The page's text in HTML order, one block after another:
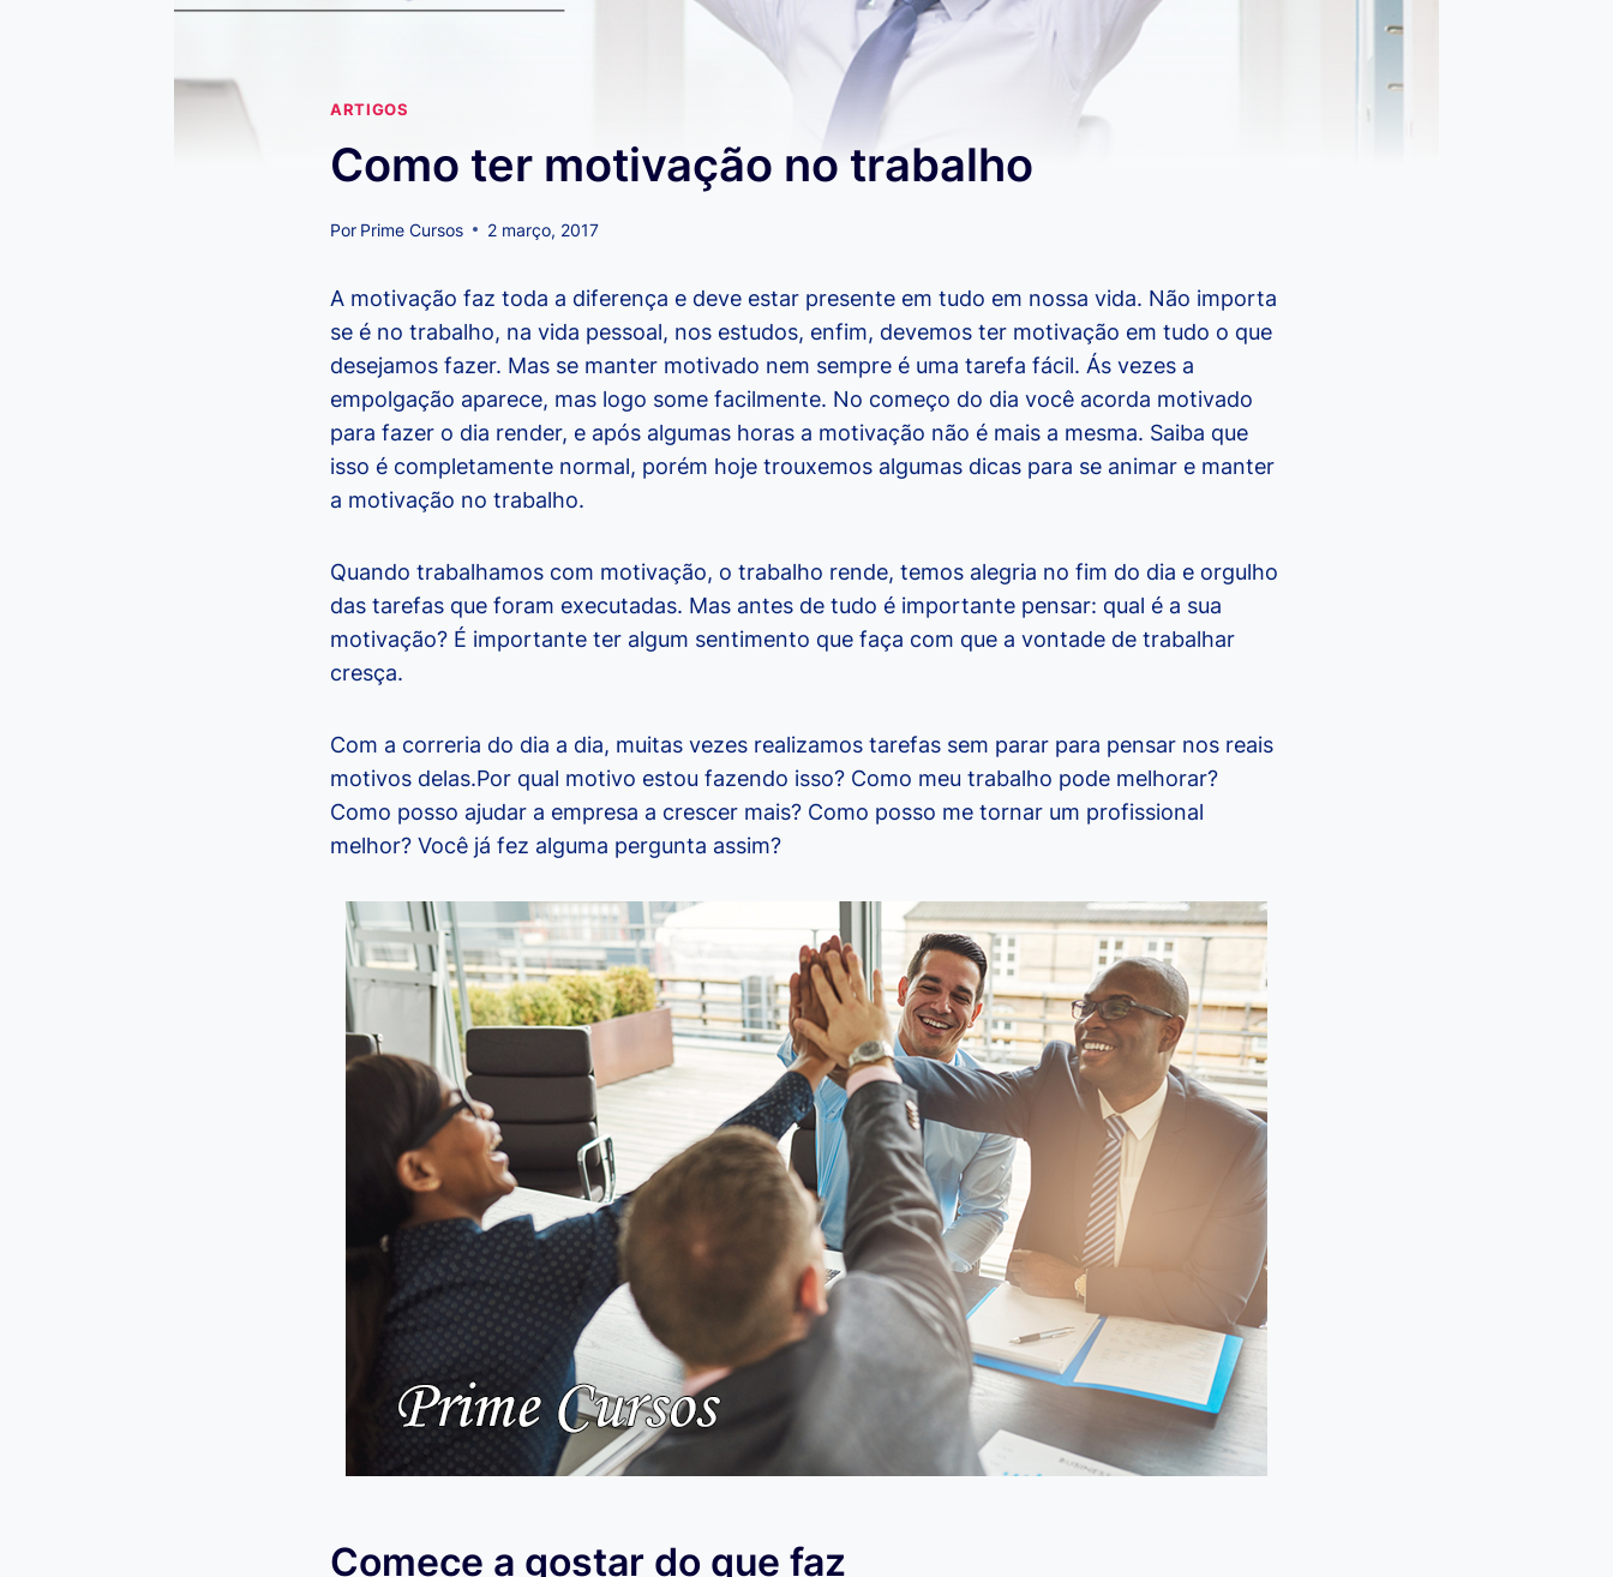
ARTIGOS
Como ter motivação no trabalho
Por Prime Cursos 2 março, 2017
A motivação faz toda a diferença e deve estar presente em tudo em nossa vida. Não importa
se é no trabalho, na vida pessoal, nos estudos, enfim, devemos ter motivação em tudo o que
desejamos fazer. Mas se manter motivado nem sempre é uma tarefa fácil. Ás vezes a
empolgação aparece, mas logo some facilmente. No começo do dia você acorda motivado
para fazer o dia render, e após algumas horas a motivação não é mais a mesma. Saiba que
isso é completamente normal, porém hoje trouxemos algumas dicas para se animar e manter
a motivação no trabalho.
Quando trabalhamos com motivação, o trabalho rende, temos alegria no fim do dia e orgulho
das tarefas que foram executadas. Mas antes de tudo é importante pensar: qual é a sua
motivação? É importante ter algum sentimento que faça com que a vontade de trabalhar
cresça.
Com a correria do dia a dia, muitas vezes realizamos tarefas sem parar para pensar nos reais
motivos delas.Por qual motivo estou fazendo isso? Como meu trabalho pode melhorar?
Como posso ajudar a empresa a crescer mais? Como posso me tornar um profissional
melhor? Você já fez alguma pergunta assim?
Comece a gostar do que faz